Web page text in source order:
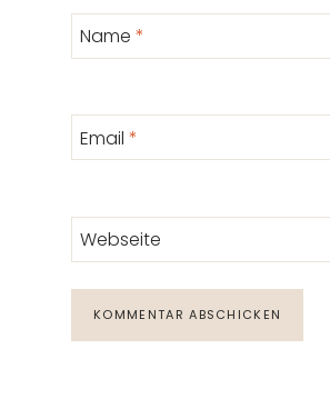
Name *
Email *
Webseite